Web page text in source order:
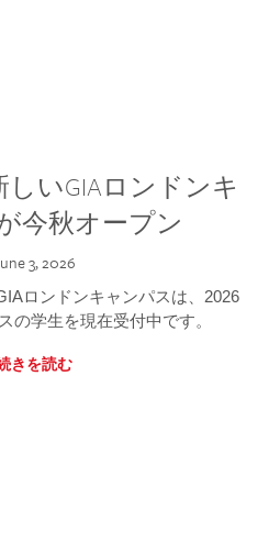
しいGIAロンドンキ
今秋オープン
3, 2026
ロンドンキャンパスは、2026
の学生を現在受付中です。
きを読む